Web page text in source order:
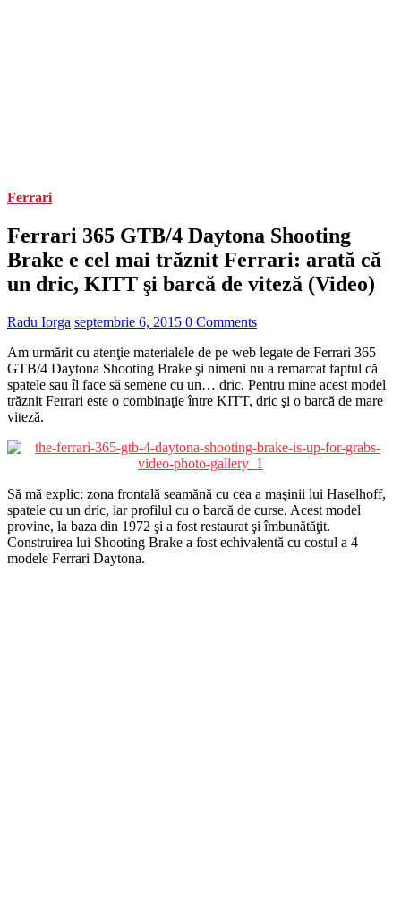
Ferrari
Ferrari 365 GTB/4 Daytona Shooting
Brake e cel mai trăznit Ferrari: arată că
un dric, KITT şi barcă de viteză (Video)
Radu Iorga septembrie 6, 2015 0 Comments
Am urmărit cu atenţie materialele de pe web legate de Ferrari 365
GTB/4 Daytona Shooting Brake şi nimeni nu a remarcat faptul că
spatele sau îl face să semene cu un… dric. Pentru mine acest model
trăznit Ferrari este o combinaţie între KITT, dric şi o barcă de mare
viteză.
Să mă explic: zona frontală seamănă cu cea a maşinii lui Haselhoff,
spatele cu un dric, iar profilul cu o barcă de curse. Acest model
provine, la baza din 1972 şi a fost restaurat şi îmbunătăţit.
Construirea lui Shooting Brake a fost echivalentă cu costul a 4
modele Ferrari Daytona.